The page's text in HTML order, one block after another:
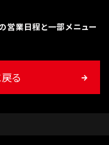
業日程と一部メニュー
る